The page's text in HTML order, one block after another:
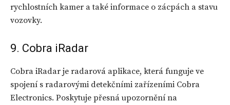
rychlostních kamer a také informace o zácpách a stavu
vozovky.
9. Cobra iRadar
Cobra iRadar je radarová aplikace, která funguje ve
spojení s radarovými detekčními zařízeními Cobra
Electronics. Poskytuje přesná upozornění na